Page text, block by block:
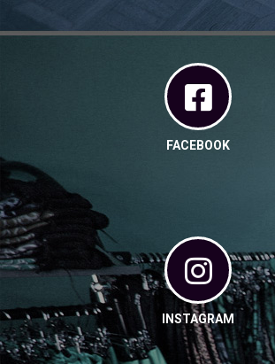
FACEBOOK
INSTAGRAM